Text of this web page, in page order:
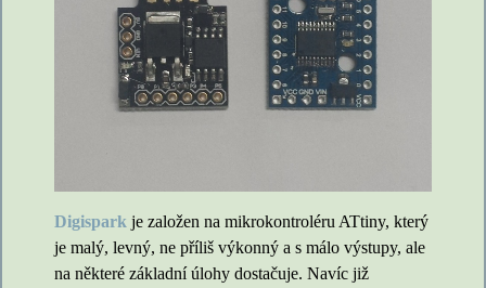
Digispark je založen na mikrokontroléru ATtiny, který
je malý, levný, ne příliš výkonný a s málo výstupy, ale
na některé základní úlohy dostačuje. Navíc již